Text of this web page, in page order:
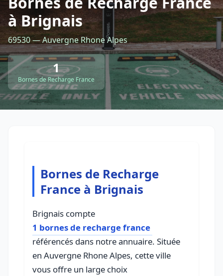
Retour à la liste des métiers
CGU-Confidentialité- Service proposé parViteUnDevis.com-Vous
à Brignais
69530 — Auvergne Rhone Alpes
1
Bornes de Recharge France
Bornes de Recharge
France à Brignais
Brignais compte
1 bornes de recharge france
référencés dans notre annuaire. Située
en Auvergne Rhone Alpes, cette ville
vous offre un large choix